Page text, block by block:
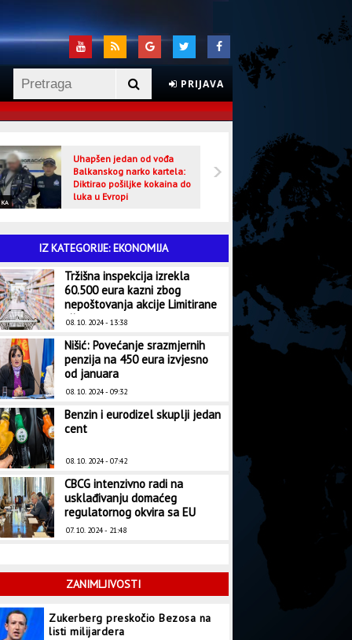
PRIJAVA
Uhapšen jedan od vođa
Balkanskog narko kartela:
Diktirao pošiljke kokaina do
luka u Evropi
CRNA HRONIKA
IZ KATEGORIJE: EKONOMIJA
Tržišna inspekcija izrekla
60.500 eura kazni zbog
nepoštovanja akcije Limitirane
cijene
08. 10. 2024 - 13:38
Nišić: Povećanje srazmjernih
penzija na 450 eura izvjesno
od januara
08. 10. 2024 - 09:32
Benzin i eurodizel skuplji jedan
cent
08. 10. 2024 - 07:42
CBCG intenzivno radi na
usklađivanju domaćeg
regulatornog okvira sa EU
07. 10. 2024 - 21:48
ZANIMLJIVOSTI
Zukerberg preskočio Bezosa na
listi milijardera